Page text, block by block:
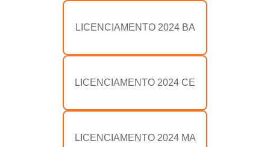
LICENCIAMENTO 2024 BA
LICENCIAMENTO 2024 CE
LICENCIAMENTO 2024 MA